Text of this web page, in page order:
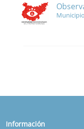
Información